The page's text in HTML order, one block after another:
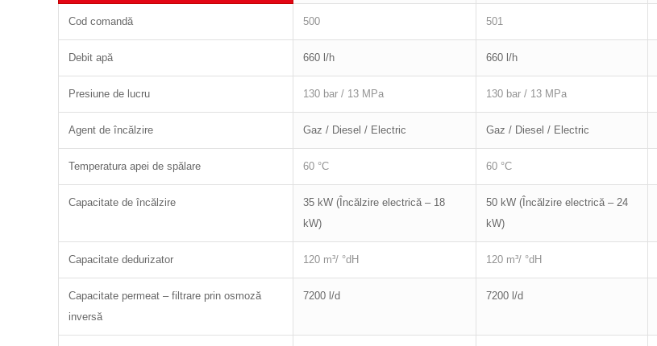
Cod comandă 500 501
Debit apă 660 l/h 660 l/h
Presiune de lucru 130 bar / 13 MPa 130 bar / 13 MPa
Agent de încălzire Gaz / Diesel / Electric Gaz / Diesel / Electric
Temperatura apei de spălare 60 °C 60 °C
Capacitate de încălzire
35 kW (Încălzire electrică – 18
kW)
50 kW (Încălzire electrică – 24
kW)
Capacitate dedurizator 120 m³/ °dH 120 m³/ °dH
Capacitate permeat – filtrare prin osmoză
inversă
7200 l/d 7200 l/d